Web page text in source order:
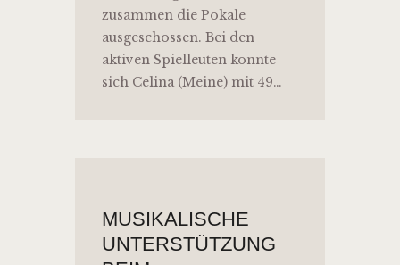
zusammen die Pokale
ausgeschossen. Bei den
aktiven Spielleuten konnte
sich Celina (Meine) mit 49…
MUSIKALISCHE
UNTERSTÜTZUNG